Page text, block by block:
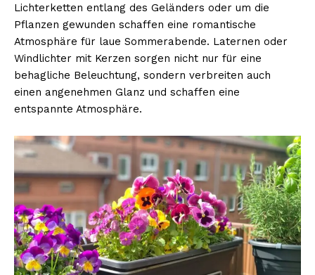
Lichterketten entlang des Geländers oder um die
Pflanzen gewunden schaffen eine romantische
Atmosphäre für laue Sommerabende. Laternen oder
Windlichter mit Kerzen sorgen nicht nur für eine
behagliche Beleuchtung, sondern verbreiten auch
einen angenehmen Glanz und schaffen eine
entspannte Atmosphäre.